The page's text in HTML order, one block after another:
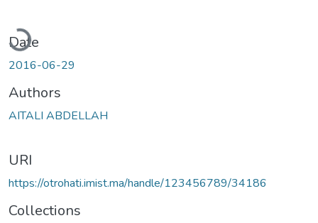
Date
2016-06-29
Authors
AITALI ABDELLAH
URI
https://otrohati.imist.ma/handle/123456789/34186
Collections